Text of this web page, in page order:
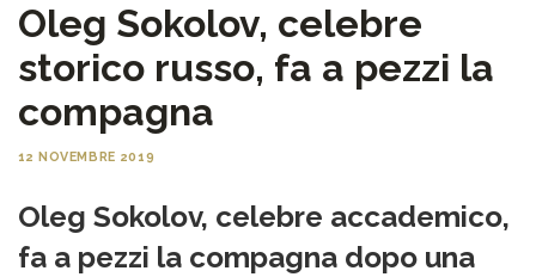
Oleg Sokolov, celebre
storico russo, fa a pezzi la
compagna
12 NOVEMBRE 2019
Oleg Sokolov, celebre accademico,
fa a pezzi la compagna dopo una